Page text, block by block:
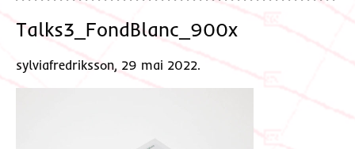
Talks3_FondBlanc_900x
sylviafredriksson, 29 mai 2022.